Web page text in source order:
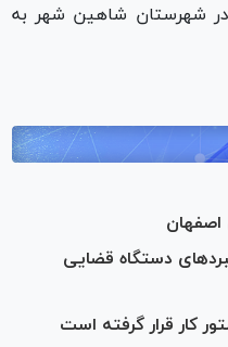
شهرستان شاهین شهر به
اصفهان
دستگاه قضایی